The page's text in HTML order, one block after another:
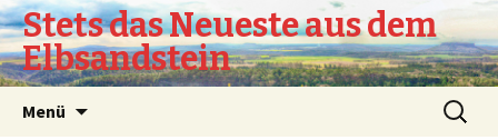
Stets das Neueste aus dem
Elbsandstein
Menü
Suchen
nach: